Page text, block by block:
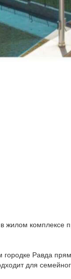
жилом комплексе
Равда
для